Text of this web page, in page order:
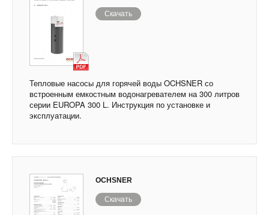
Скачать
Тепловые насосы для горячей воды OCHSNER со
встроенным емкостным водонагревателем на 300 литров
серии EUROPA 300 L. Инструкция по установке и
эксплуатации.
OCHSNER
Скачать